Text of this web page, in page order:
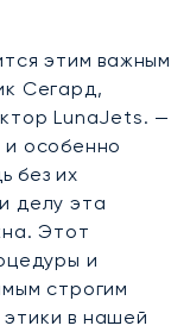
этим важным
Сегард,
LunaJets. —
и особенно
без их
делу эта
Этот
и
строгим
в нашей